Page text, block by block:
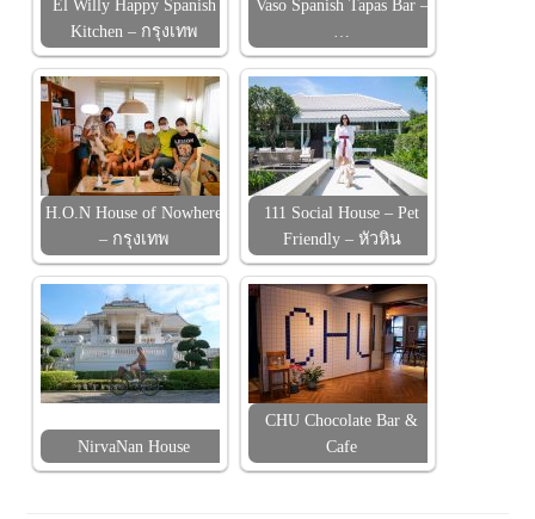
El Willy Happy Spanish
Kitchen – กรุงเทพ
Vaso Spanish Tapas Bar –
H.O.N House of Nowhere
– กรุงเทพ
111 Social House – Pet
Friendly – หัวหิน
NirvaNan House
CHU Chocolate Bar &
Cafe